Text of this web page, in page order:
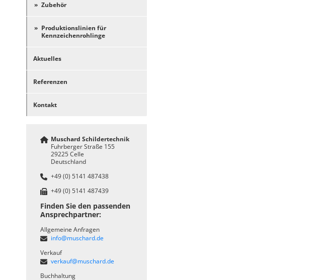
Zubehör
Produktionslinien für
Kennzeichenrohlinge
Aktuelles
Referenzen
Kontakt
Muschard Schildertechnik
Fuhrberger Straße 155
29225 Celle
Deutschland
+49 (0) 5141 487438
+49 (0) 5141 487439
Finden Sie den passenden
Ansprechpartner:
Allgemeine Anfragen
info@muschard.de
Verkauf
verkauf@muschard.de
Buchhaltung